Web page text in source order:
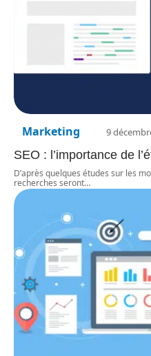
Marketing 9
SEO : l’importance de
D’après quelques études sur les
recherches seront…